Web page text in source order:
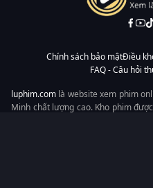
Chính sách bảo mậtĐiều
FAQ - Câu hỏi
luphim.com là website xem phim
Minh chất lượng cao. Kho phim